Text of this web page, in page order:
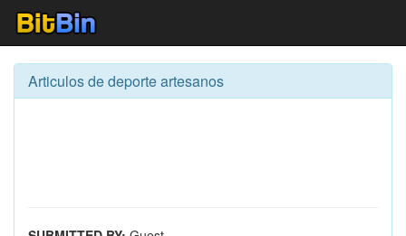
Articulos de deporte artesanos